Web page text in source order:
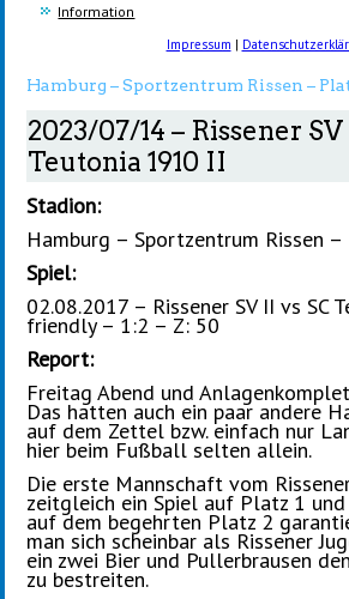
Information
Impressum |
Hamburg – Sportzentrum Rissen –
2023/07/14 – Rissener
Teutonia 1910 II
Stadion:
Hamburg – Sportzentrum Rissen
Spiel:
02.08.2017 – Rissener SV II vs SC
friendly – 1:2 – Z: 50
Report:
Freitag Abend und
Das hatten auch ein paar andere
auf dem Zettel bzw. einfach nur
hier beim Fußball selten allein.
Die erste Mannschaft vom
zeitgleich ein Spiel auf Platz 1
auf dem begehrten Platz 2
man sich scheinbar als Rissener
ein zwei Bier und Pullerbrausen
zu bestreiten.